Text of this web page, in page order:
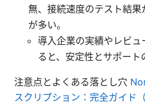
無、接続速度のテスト結
が多い。
導入企業の実績やレビ
ると、安定性とサポート
注意点とよくある落とし穴
スクリプション：完全ガイド